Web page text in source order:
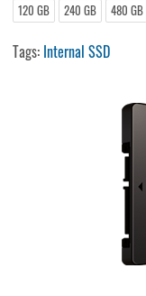
120 GB 240 GB 480 GB
Tags: Internal SSD